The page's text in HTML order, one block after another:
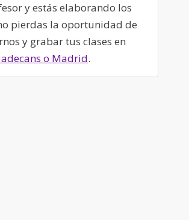
y estás elaborando los
pierdas la oportunidad de
y grabar tus clases en
o Madrid.